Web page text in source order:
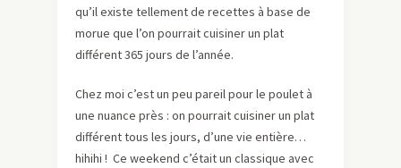
qu’il existe tellement de recettes à base de
morue que l’on pourrait cuisiner un plat
différent 365 jours de l’année.
Chez moi c’est un peu pareil pour le poulet à
une nuance près : on pourrait cuisiner un plat
différent tous les jours, d’une vie entière…
hihihi ! Ce weekend c’était un classique avec